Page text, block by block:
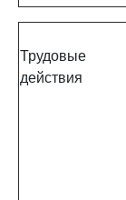
Трудовые
действия